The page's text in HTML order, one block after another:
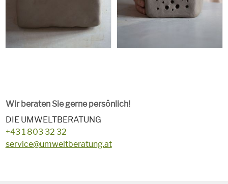
Wir beraten Sie gerne persönlich!
DIE UMWELTBERATUNG
+43 1 803 32 32
service@umweltberatung.at